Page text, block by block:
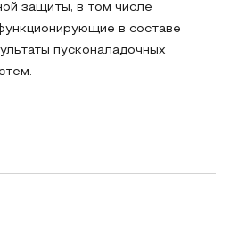
защиты, в том числе
в составе
пусконаладочных